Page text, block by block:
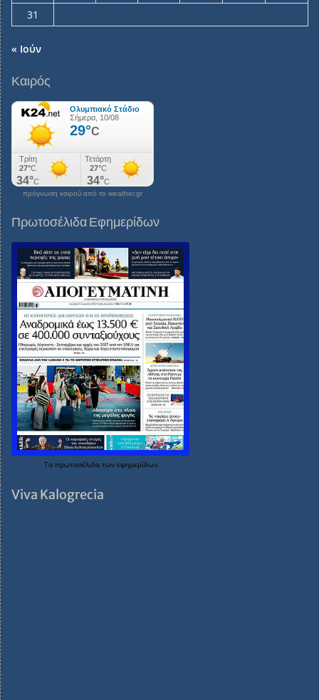
31
« Ιούν
Καιρός
πρόγνωση καιρού από το weather.gr
Πρωτοσέλιδα Εφημερίδων
Τα πρωτοσέλιδα των εφημερίδων
Viva Kalogrecia